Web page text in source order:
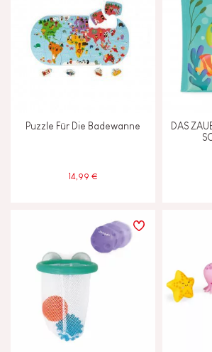
Motorik und Tastsinn
Tauschen und teilen
4 - 5 Jahre
6 - 7 Jahre
-2 Unter 2 Jahren
Puzzle Für Die Badewanne
14,99 €
DAS